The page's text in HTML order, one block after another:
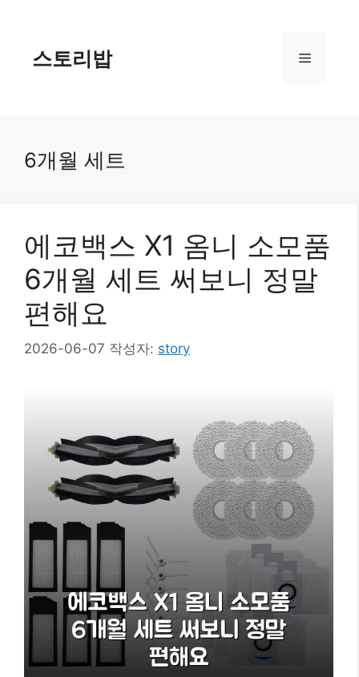
스토리밥 메
6개월 세트
에코백스 X1 옴니 소모품
6개월 세트 써보니 정말
편해요
2026-06-07 작성자: story